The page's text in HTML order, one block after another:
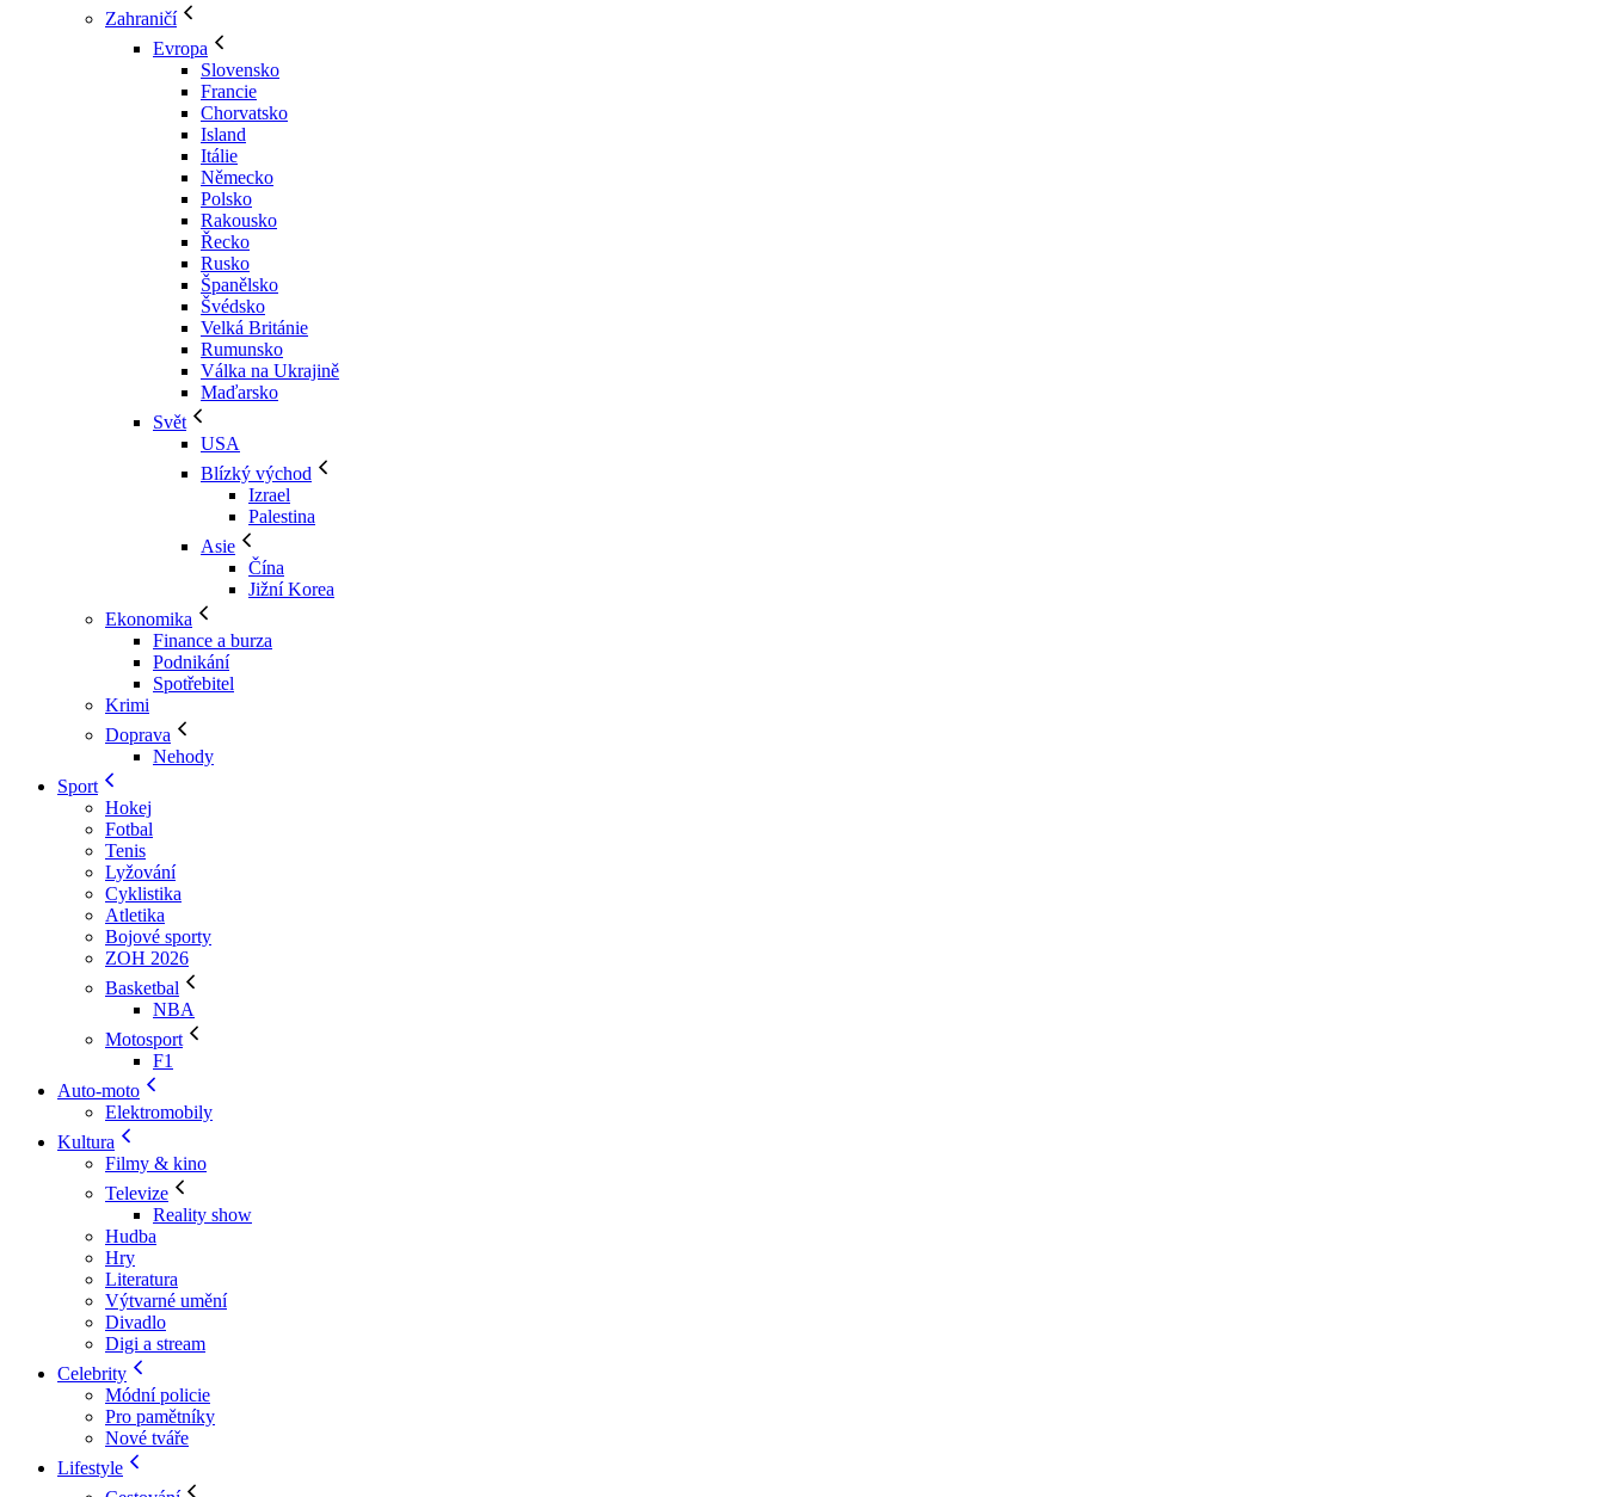
Zahraničí
Evropa
Slovensko
Francie
Chorvatsko
Island
Itálie
Německo
Polsko
Rakousko
Řecko
Rusko
Španělsko
Švédsko
Velká Británie
Rumunsko
Válka na Ukrajině
Maďarsko
Svět
USA
Blízký východ
Izrael
Palestina
Asie
Čína
Jižní Korea
Ekonomika
Finance a burza
Podnikání
Spotřebitel
Krimi
Doprava
Nehody
Sport
Hokej
Fotbal
Tenis
Lyžování
Cyklistika
Atletika
Bojové sporty
ZOH 2026
Basketbal
NBA
Motosport
F1
Auto-moto
Elektromobily
Kultura
Filmy & kino
Televize
Reality show
Hudba
Hry
Literatura
Výtvarné umění
Divadlo
Digi a stream
Celebrity
Módní policie
Pro pamětníky
Nové tváře
Lifestyle